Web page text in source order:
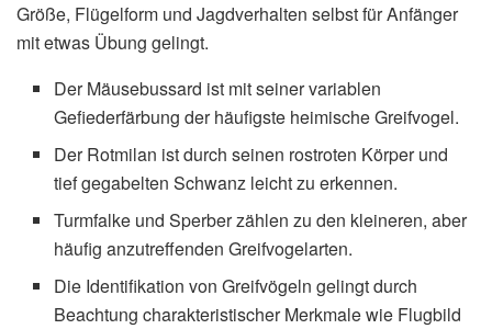
Größe, Flügelform und Jagdverhalten selbst für Anfänger
mit etwas Übung gelingt.
Der Mäusebussard ist mit seiner variablen
Gefiederfärbung der häufigste heimische Greifvogel.
Der Rotmilan ist durch seinen rostroten Körper und
tief gegabelten Schwanz leicht zu erkennen.
Turmfalke und Sperber zählen zu den kleineren, aber
häufig anzutreffenden Greifvogelarten.
Die Identifikation von Greifvögeln gelingt durch
Beachtung charakteristischer Merkmale wie Flugbild